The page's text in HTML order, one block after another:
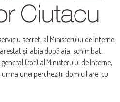
secret, al Ministerului de Interne,
şi, abia după aia, schimbat.
(tot) al Ministerului de Interne,
unei percheziţii domiciliare, cu